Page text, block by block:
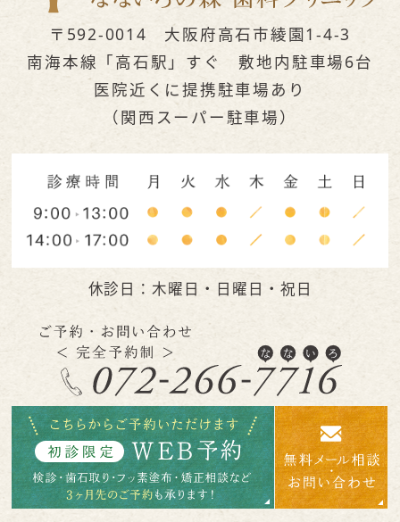
〒592-0014 大阪府高石市綾園1-4-3
南海本線「高石駅」すぐ 敷地内駐車場6台
医院近くに提携駐車場あり
（関西スーパー駐車場）
休診日：木曜日・日曜日・祝日